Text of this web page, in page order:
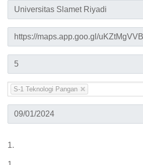
S-1 Teknologi Pangan
1.